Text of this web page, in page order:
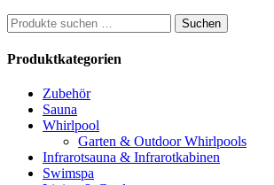
Suchen
nach:
Suchen
Produktkategorien
Zubehör
Sauna
Whirlpool
Garten & Outdoor Whirlpools
Infrarotsauna & Infrarotkabinen
Swimspa